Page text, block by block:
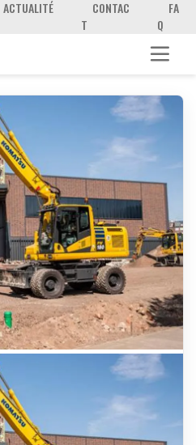
ACTUALITÉ
CONTAC
T
FA
Q